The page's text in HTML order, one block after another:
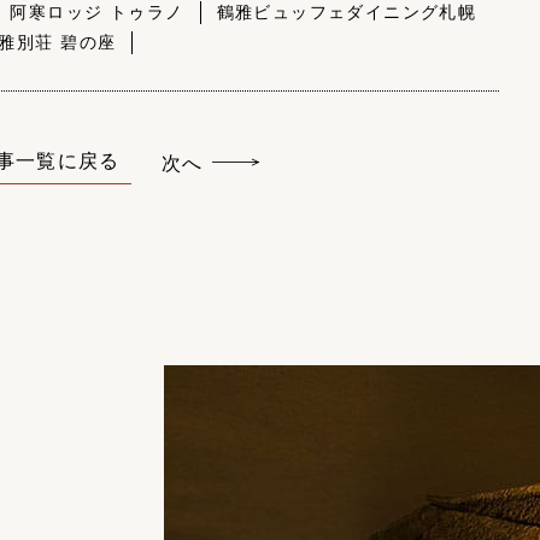
阿寒ロッジ トゥラノ
鶴雅ビュッフェダイニング札幌
別荘 碧の座
一覧に戻る 次へ